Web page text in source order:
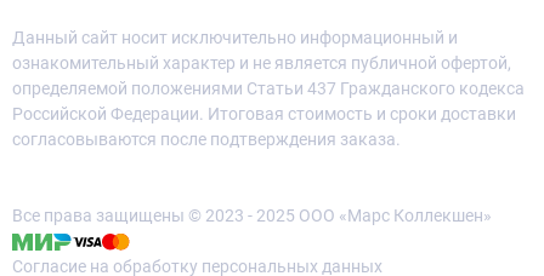
Данный сайт носит исключительно информационный и
ознакомительный характер и не является публичной офертой,
определяемой положениями Статьи 437 Гражданского кодекса
Российской Федерации. Итоговая стоимость и сроки доставки
согласовываются после подтверждения заказа.
Все права защищены © 2023 - 2025 ООО «Марс Коллекшен»
Согласие на обработку персональных данных